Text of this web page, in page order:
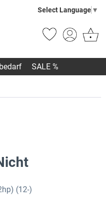
Select Language ▼
SALE %
(12-)